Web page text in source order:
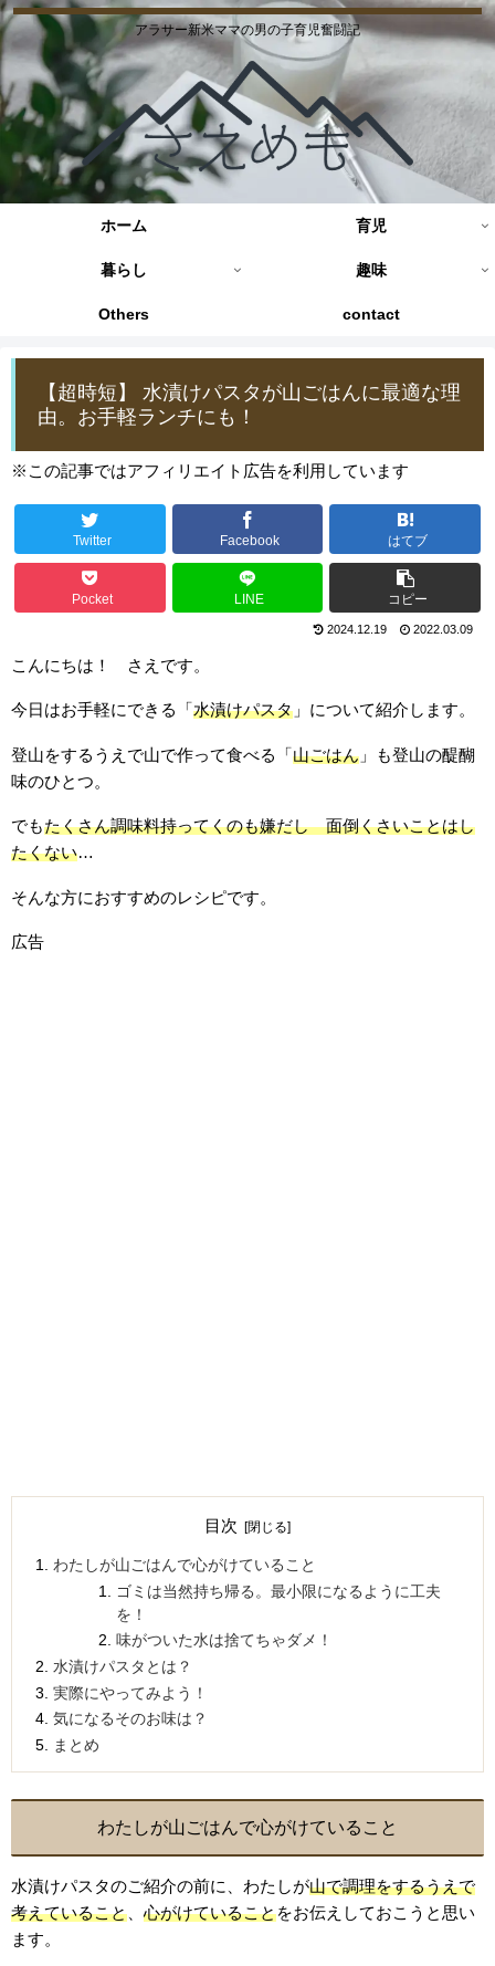
アラサー新米ママの男の子育児奮闘記
ホーム 育児
暮らし 趣味
Others contact
【超時短】 水漬けパスタが山ごはんに最適な理
由。お手軽ランチにも！
※この記事ではアフィリエイト広告を利用しています
Twitter Facebook はてブ
Pocket LINE コピー
2024.12.19 2022.03.09
こんにちは！ さえです。
今日はお手軽にできる「水漬けパスタ 」について紹介します。
登山をするうえで山で作って食べる「山ごはん 」も登山の醍醐
味のひとつ。
でもたくさん調味料持ってくのも嫌だし 面倒くさいことはし
たくない…
そんな方におすすめのレシピです。
広告
目次
わたしが山ごはんで心がけていること
ゴミは当然持ち帰る。最小限になるように工夫
を！
味がついた水は捨てちゃダメ！
水漬けパスタとは？
実際にやってみよう！
気になるそのお味は？
まとめ
わたしが山ごはんで心がけていること
水漬けパスタのご紹介の前に、わたしが山で調理をするうえで
考えていること、 心がけていることをお伝えしておこうと思い
ます。